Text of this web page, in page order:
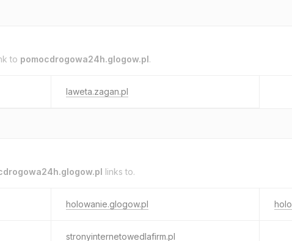
to pomocdrogowa24h.glogow.pl.
laweta.zagan.pl
links to.
holowanie.glogow.pl
stronyinternetowedlafirm.pl